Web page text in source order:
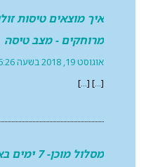
איך מוצאים טיסות
מרוחקים - מצב טיסה
אוגוסט 19, 2018 בשעה 6:26 pm
[…] […]
מסלול